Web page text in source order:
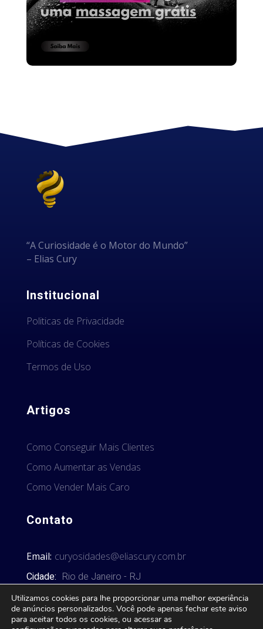
“A Curiosidade é o Motor do Mundo”
– Elias Cury
Institucional
Politicas de Privacidade
Políticas de Cookies
Termos de Uso
Artigos
Como Conseguir Mais Clientes
Como Aumentar as Vendas
Como Vender Mais Caro
Contato
Email: curyosidades@eliascury.com.br
Cidade: Rio de Janeiro - RJ
Utilizamos cookies para lhe proporcionar uma melhor experiência
de anúncios personalizados. Você pode apenas fechar este aviso
para aceitar todos os cookies, ou acessar as